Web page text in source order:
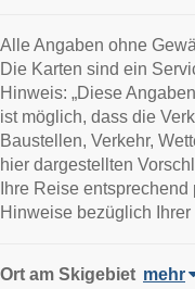
Alle Angaben ohne
Die Karten sind ein
Hinweis: „Diese
ist möglich, dass die
Baustellen, Verkehr,
hier dargestellten
Ihre Reise
Hinweise bezüglich Ihrer
Ort am Skigebiet mehr